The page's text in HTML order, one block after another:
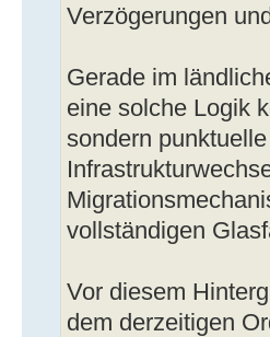
Verzögerungen
Gerade im
eine solche Logik
sondern
vollständigen
Vor diesem
dem derzeitigen